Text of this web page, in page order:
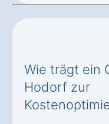
Wie trägt ein
Hodorf zur